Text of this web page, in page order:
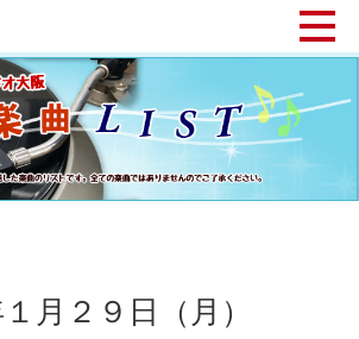
月２９日（月）